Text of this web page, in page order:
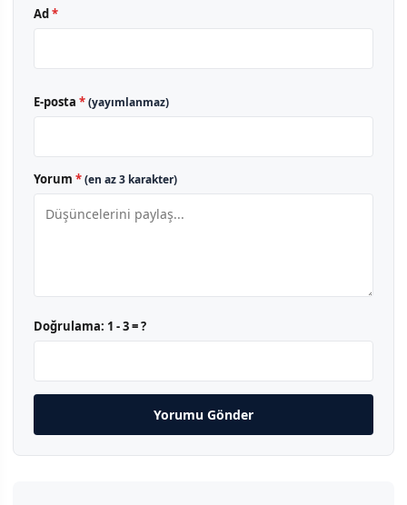
Ad*
E-posta *(yayımlanmaz)
Yorum *(en az 3 karakter)
Doğrulama: 1 - 3 = ?
Yorumu Gönder